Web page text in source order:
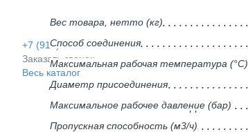
+7 (910) 937-42-00
Заказать звонок
Весь каталог
СИСТЕМЫ ОЧИСТКИ ВОДЫ
Вес товара, нетто (кг)
Способ соединения
Максимальная рабочая температура (°С)
Диаметр присоединения
Максимальное рабочее давление (бар)
Пропускная способность (м3/ч)